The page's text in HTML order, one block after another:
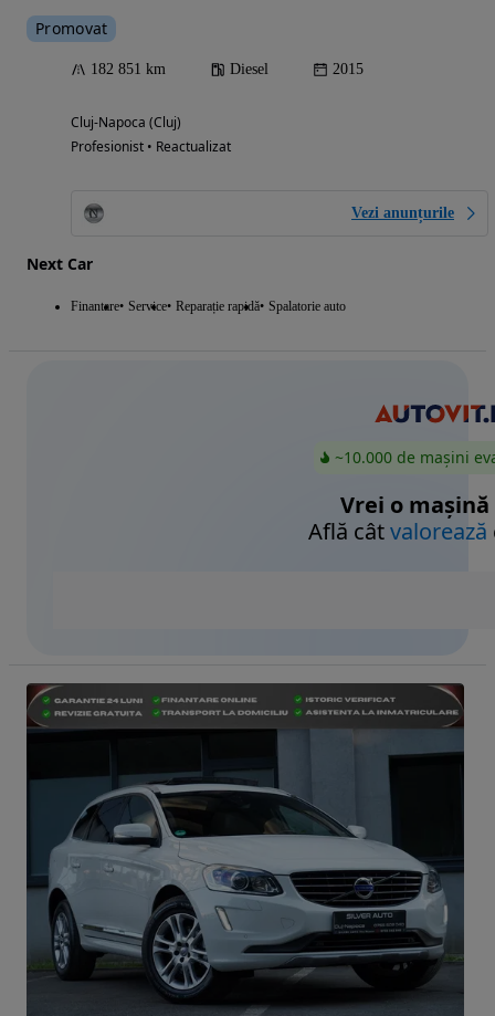
Promovat
182 851 km Diesel 2015
Cluj-Napoca (Cluj)
Profesionist • Reactualizat
Vezi anunțurile
Next Car
Finantare Service Reparație rapidă Spalatorie auto
~10.000 de mașini
Vrei o mașină
Află câtvalorează